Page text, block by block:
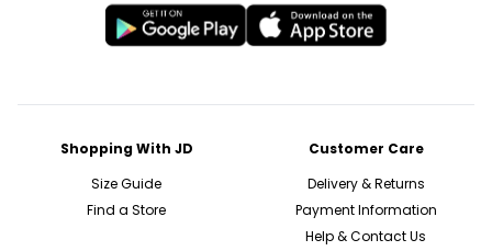
Shopping With JD
Size Guide
Find a Store
Customer Care
Delivery & Returns
Payment Information
Help & Contact Us